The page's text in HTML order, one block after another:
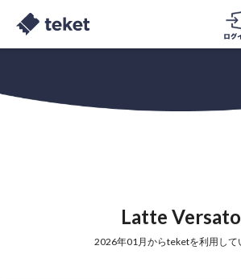
Latte Versato
2026年01月からteketを利用して